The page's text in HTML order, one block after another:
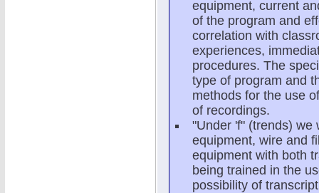
equipment, current
of the program and
correlation with
experiences,
procedures. The
type of program and
methods for the use
of recordings.
"Under 'f" (trends) we
equipment, wire and
equipment with both
being trained in the
possibility of